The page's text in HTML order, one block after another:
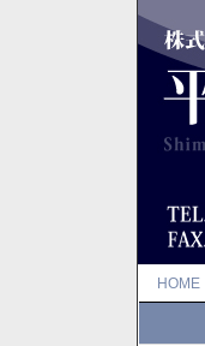
HOME